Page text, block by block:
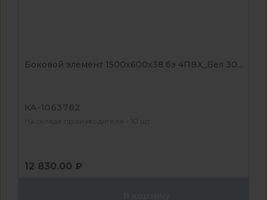
Боковой элемент 1500x600x38 бз 4ПВХ_Бел 30...
КА-1063762
На складе производителя - 10 шт
12 830.00 ₽